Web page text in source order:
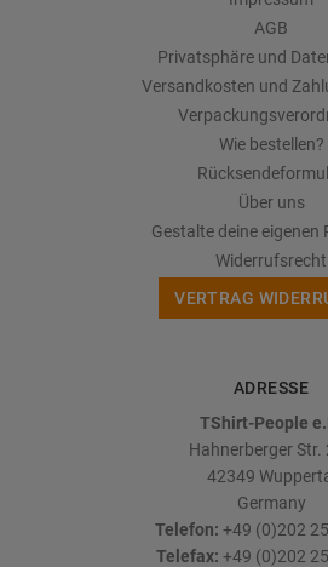
AGB
Privatsphäre und
Versandkosten und
Wie bestellen?
Über uns
Gestalte deine eigenen
Widerrufsrecht
VERTRAG
ADRESSE
TShirt-People
Hahnerberger Str.
42349
Germany
Telefon: +49 (0)202
Telefax: +49 (0)202